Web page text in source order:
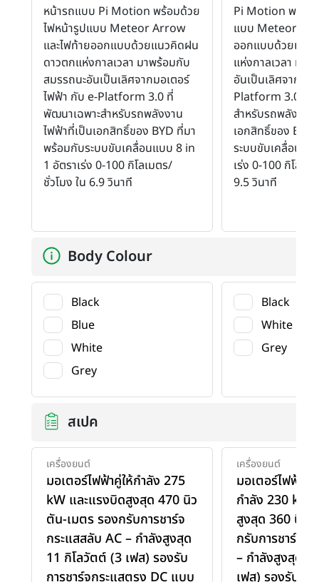
หน้ารถแบบ Pi Motion พร้อมด้วย
ไฟหน้ารูปแบบ Meteor Arrow
และไฟท้ายออกแบบด้วยแนวคิดฝน
ดาวตกแห่งกาลเวลา มาพร้อมกับ
สมรรถนะอันเป็นเลิศจากมอเตอร์
ไฟฟ้า กับ e-Platform 3.0 ที่
พัฒนาเฉพาะสำหรับรถพลังงาน
ไฟฟ้าที่เป็นเอกสิทธิ์ของ BYD ที่มา
พร้อมกับระบบขับเคลื่อนแบบ 8 in
1 อัตราเร่ง 0-100 กิโลเมตร/
ชั่วโมง ใน 6.9 วินาที
Pi Motion พร้อม
แบบ Meteor
ออกแบบด้วยแนว
แห่งกาลเวลา มา
อันเป็นเลิศจากมอ
Platform 3.0 ที่พั
สำหรับรถพลังงา
เอกสิทธิ์ของ
ระบบขับเคลื่อนแ
เร่ง 0-100 กิโลเม
9.5 วินาที
Body Colour
Black
Blue
White
Grey
Black
White
Grey
สเปค
เครื่องยนต์
มอเตอร์ไฟฟ้าคู่ให้กำลัง 275
kW และแรงบิดสูงสุด 470 นิว
ตัน-เมตร รองกรับการชาร์จ
กระแสสลับ AC – กำลังสูงสุด
11 กิโลวัตต์ (3 เฟส) รองรับ
การชาร์จกระแสตรง DC แบบ
เครื่องยนต์
มอเตอร์ไฟฟ้าเ
กำลัง 230 kW
สูงสุด 360 นิว
กรับการชาร์จก
– กำลังสูงสุด
เฟส) รองรับกา